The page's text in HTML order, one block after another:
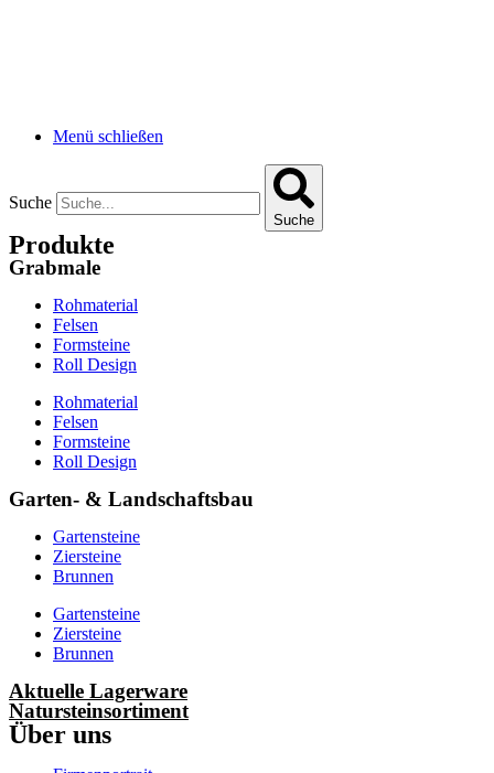
Menü schließen
Suche
Suche
Produkte
Grabmale
Rohmaterial
Felsen
Formsteine
Roll Design
Rohmaterial
Felsen
Formsteine
Roll Design
Garten- & Landschaftsbau
Gartensteine
Ziersteine
Brunnen
Gartensteine
Ziersteine
Brunnen
Aktuelle Lagerware
Natursteinsortiment
Über uns